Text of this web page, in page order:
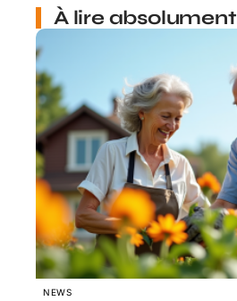
À lire absolument
NEWS